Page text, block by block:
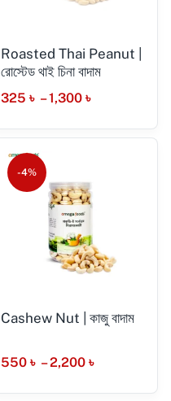
Roasted Thai Peanut |
রোস্টেড থাই চিনা বাদাম
325 ৳ – 1,300 ৳
-4%
Cashew Nut | কাজু বাদাম
550 ৳ – 2,200 ৳